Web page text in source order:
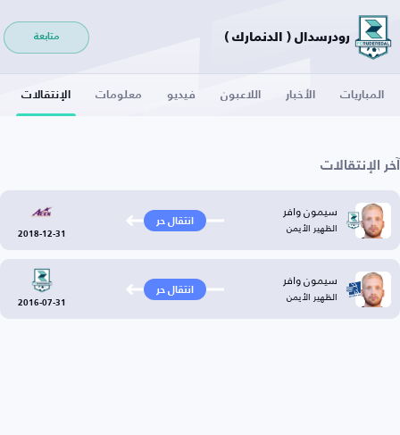
رودرسدال ( الدنمارك ) متابعة
المباريات الأخبار اللاعبون فيديو معلومات الإنتقالات
آخر الإنتقالات
سيمون وافر
الظهير الأيمن انتقال حر
2018-12-31
سيمون وافر
الظهير الأيمن انتقال حر
2016-07-31